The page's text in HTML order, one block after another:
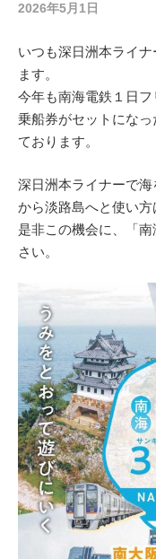
2026年5月1日
いつも深日洲本ライ
ます。
今年も南海電鉄１日
乗船券がセットにな
ております。
深日洲本ライナーで
から淡路島へと使い方
是非この機会に、「
さい。